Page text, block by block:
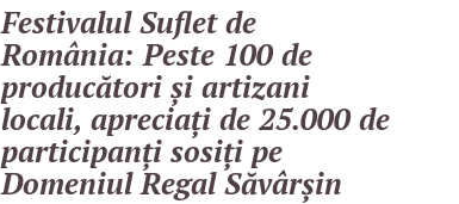
Festivalul Suflet de
România: Peste 100 de
producători și artizani
locali, apreciați de 25.000 de
participanți sosiți pe
Domeniul Regal Săvârșin